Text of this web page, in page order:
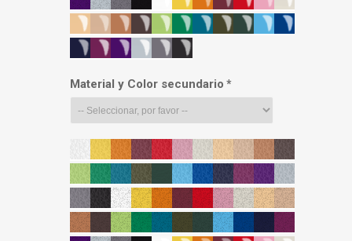
Material y Color secundario *